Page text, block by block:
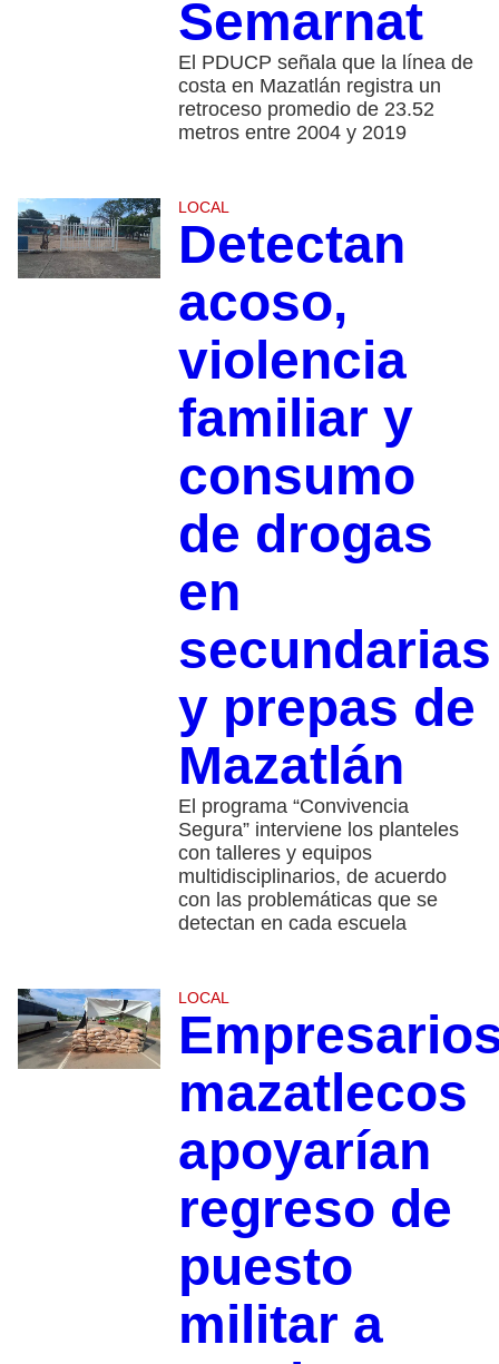
Semarnat
El PDUCP señala que la línea de
costa en Mazatlán registra un
retroceso promedio de 23.52
metros entre 2004 y 2019
LOCAL
Detectan
acoso,
violencia
familiar y
consumo
de drogas
en
secundarias
y prepas de
Mazatlán
El programa “Convivencia
Segura” interviene los planteles
con talleres y equipos
multidisciplinarios, de acuerdo
con las problemáticas que se
detectan en cada escuela
LOCAL
mazatlecos
apoyarían
regreso de
puesto
militar a